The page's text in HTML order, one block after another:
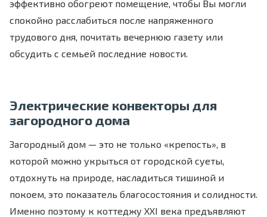
эффективно обогреют помещение, чтобы Вы могли
спокойно расслабиться после напряженного
трудового дня, почитать вечернюю газету или
обсудить с семьей последние новости.
Электрические конвекторы для
загородного дома
Загородный дом — это не только «крепость», в
которой можно укрыться от городской суеты,
отдохнуть на природе, насладиться тишиной и
покоем, это показатель благосостояния и солидности.
Именно поэтому к коттеджу XXI века предъявляют